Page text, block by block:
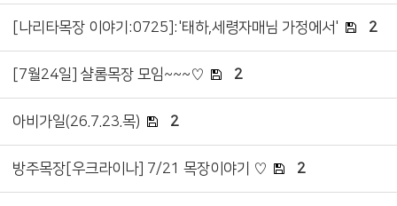
[나리타목장 이야기:0725]:'태하,세령자매님 가정에서' 2
[7월24일] 샬롬목장 모임~~~♡ 2
아비가일(26.7.23.목) 2
방주목장[우크라이나] 7/21 목장이야기 ♡ 2